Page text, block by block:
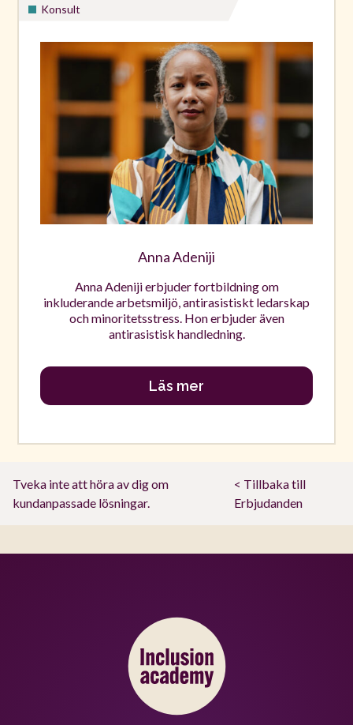
Konsult
Anna Adeniji
Anna Adeniji erbjuder fortbildning om
inkluderande arbetsmiljö, antirasistiskt ledarskap
och minoritetsstress. Hon erbjuder även
antirasistisk handledning.
Läs mer
Tveka inte att höra av dig om
kundanpassade lösningar.
< Tillbaka till
Erbjudanden